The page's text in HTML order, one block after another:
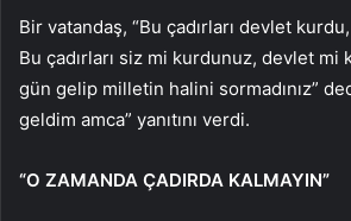
Bir vatandaş, “Bu çadırları devlet
Bu çadırları siz mi kurdunuz, devlet mi
gün gelip milletin halini sormadınız”
geldim amca” yanıtını verdi.
“O ZAMANDA ÇADIRDA KALMAYIN”